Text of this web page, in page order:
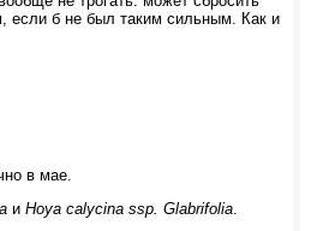
если б не был таким сильным. Как и
в мае.
и Hoya calycina ssp. Glabrifolia